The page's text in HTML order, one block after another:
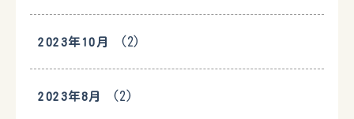
2023年10月 (2)
2023年8月 (2)